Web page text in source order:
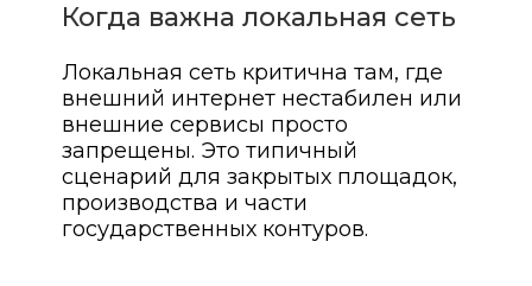
Когда важна локальная сеть
Локальная сеть критична там, где
внешний интернет нестабилен или
внешние сервисы просто
запрещены. Это типичный
сценарий для закрытых площадок,
производства и части
государственных контуров.